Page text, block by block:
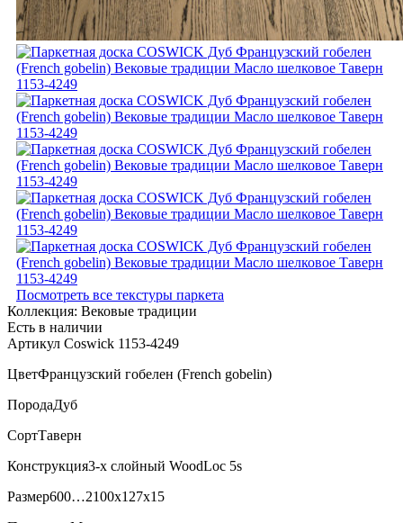
Посмотреть все текстуры паркета
Коллекция: Вековые традиции
Есть в наличии
Артикул Coswick 1153-4249
ЦветФранцузский гобелен (French gobelin)
ПородаДуб
СортТаверн
Конструкция3-х слойный WoodLoc 5s
Размер600…2100x127x15